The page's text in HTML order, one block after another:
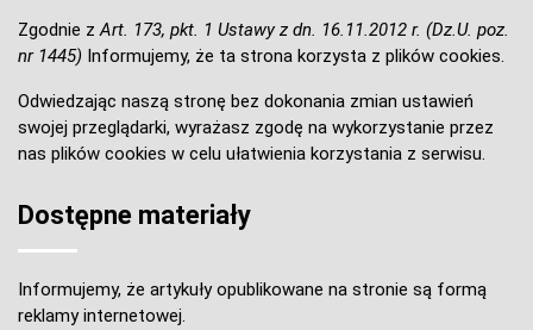
Zgodnie z Art. 173, pkt. 1 Ustawy z dn. 16.11.2012 r. (Dz.U. poz.
nr 1445) Informujemy, że ta strona korzysta z plików cookies.
Odwiedzając naszą stronę bez dokonania zmian ustawień
swojej przeglądarki, wyrażasz zgodę na wykorzystanie przez
nas plików cookies w celu ułatwienia korzystania z serwisu.
Dostępne materiały
Informujemy, że artykuły opublikowane na stronie są formą
reklamy internetowej.